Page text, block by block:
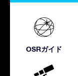
OSRガイド